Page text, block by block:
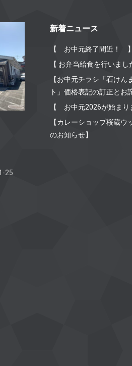
25
新着ニュース
【 お中元終了間近！ 】
【 お弁当給食を行いまし
【お中元チラシ「石けん
ト」価格表記の訂正とお
【 お中元2026が始まり
【カレーショップ桜蔵ウ
のお知らせ】